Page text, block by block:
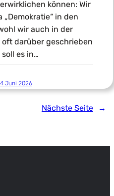
können: Wir
„Demokratie“ in den
wir auch in der
darüber geschrieben
es in…
Juni 2026
Nächste Seite →